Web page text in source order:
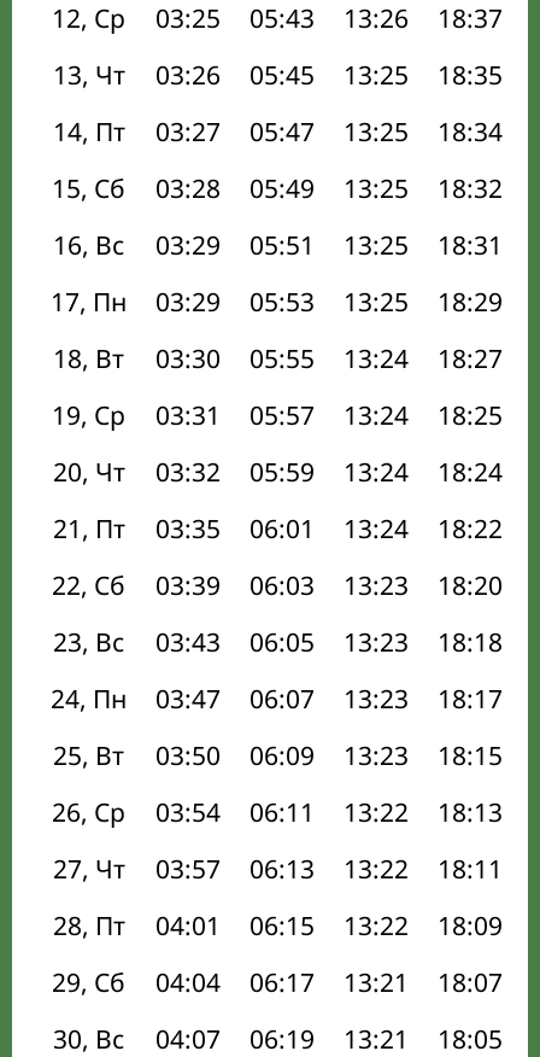
12, Ср
03:25 05:43 13:26 18:37
13, Чт
03:26 05:45 13:25 18:35
14, Пт
03:27 05:47 13:25 18:34
15, Сб
03:28 05:49 13:25 18:32
16, Вс
03:29 05:51 13:25 18:31
17, Пн
03:29 05:53 13:25 18:29
18, Вт
03:30 05:55 13:24 18:27
19, Ср
03:31 05:57 13:24 18:25
20, Чт
03:32 05:59 13:24 18:24
21, Пт
03:35 06:01 13:24 18:22
22, Сб
03:39 06:03 13:23 18:20
23, Вс
03:43 06:05 13:23 18:18
24, Пн
03:47 06:07 13:23 18:17
25, Вт
03:50 06:09 13:23 18:15
26, Ср
03:54 06:11 13:22 18:13
27, Чт
03:57 06:13 13:22 18:11
28, Пт
04:01 06:15 13:22 18:09
29, Сб
04:04 06:17 13:21 18:07
30, Вс
04:07 06:19 13:21 18:05